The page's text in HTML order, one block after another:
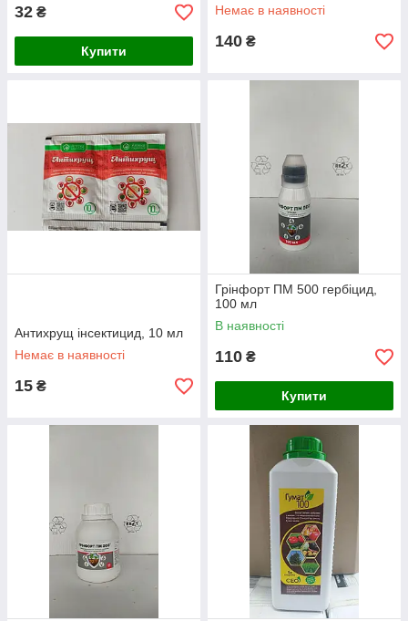
32 ₴
Купити
Немає в наявності
140 ₴
Антихрущ інсектицид, 10 мл
Немає в наявності
15 ₴
Грінфорт ПМ 500 гербіцид,
100 мл
В наявності
110 ₴
Купити